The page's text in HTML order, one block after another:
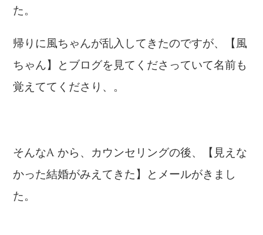
た。
帰りに風ちゃんが乱入してきたのですが、【風
ちゃん】とブログを見てくださっていて名前も
覚えててくださり、。
そんなA から、カウンセリングの後、【見えな
かった結婚がみえてきた】とメールがきまし
た。